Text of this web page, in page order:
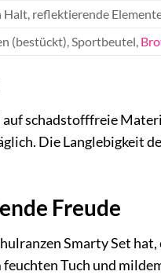
reflektierende
(bestückt), Sportbeutel,
schadstofffreie
Die Langlebigkeit
Freude
Smarty Set
Tuch und